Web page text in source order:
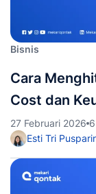
Bisnis
Cara
Cost dan
27 Februari 2026
Esti Tri